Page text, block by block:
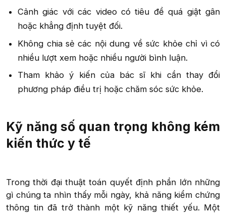
Cảnh giác với các video có tiêu đề quá giật gân
hoặc khẳng định tuyệt đối.​
Không chia sẻ các nội dung về sức khỏe chỉ vì có
nhiều lượt xem hoặc nhiều người bình luận.​
Tham khảo ý kiến của bác sĩ khi cần thay đổi
phương pháp điều trị hoặc chăm sóc sức khỏe.​
Kỹ năng số quan trọng không kém
kiến thức y tế​
Trong thời đại thuật toán quyết định phần lớn những
gì chúng ta nhìn thấy mỗi ngày, khả năng kiểm chứng
thông tin đã trở thành một kỹ năng thiết yếu. Một